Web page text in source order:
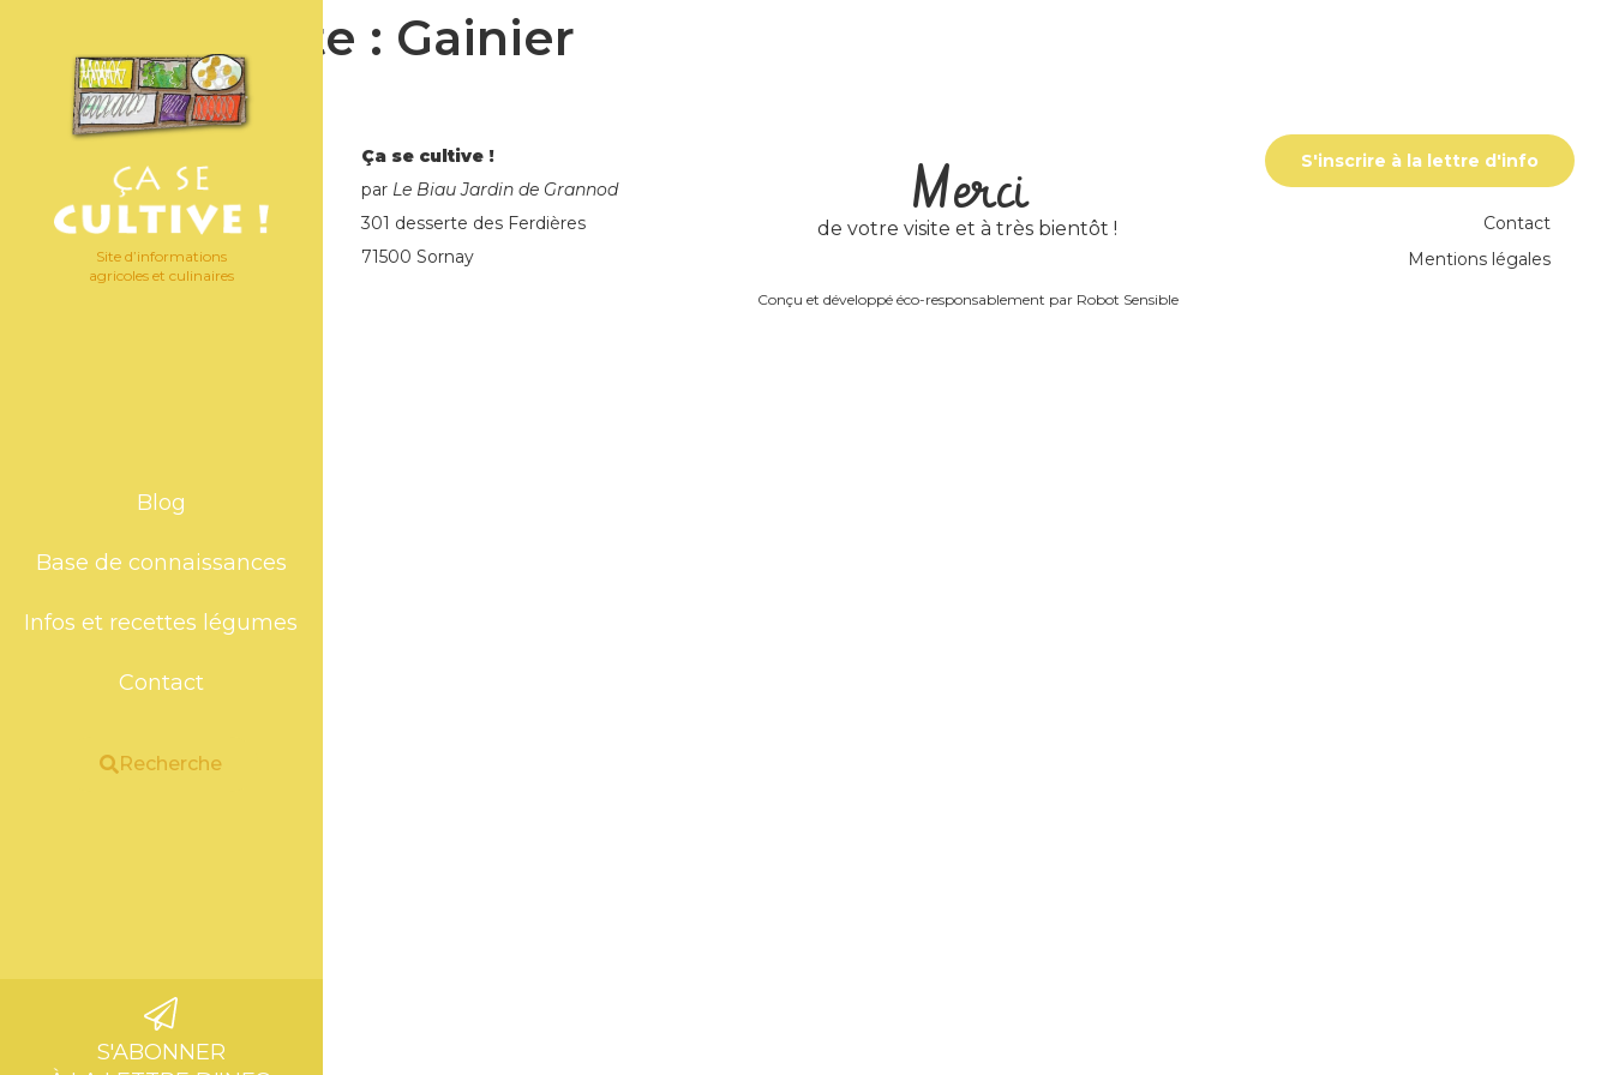
Site d’informations
agricoles et culinaires
Blog
Base de connaissances
Infos et recettes légumes
Contact
Recherche
S'ABONNER
Étiquette : Gainier
Ça se cultive !
par Le Biau Jardin de Grannod
301 desserte des Ferdières
71500 Sornay
Merci
de votre visite et à très bientôt !
S'inscrire à la lettre d'info
Contact
Mentions légales
Conçu et développé éco-responsablement par Robot Sensible